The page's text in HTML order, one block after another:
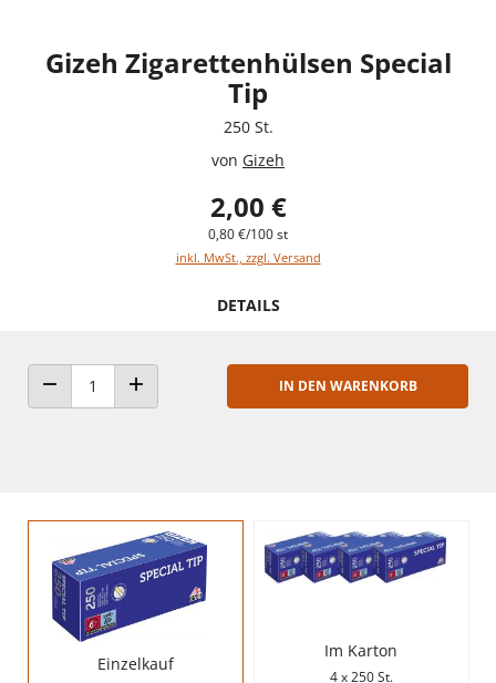
Gizeh Zigarettenhülsen Special
Tip
250 St.
von Gizeh
2,00 €
0,80 €/100 st
inkl. MwSt., zzgl. Versand
DETAILS
ANZAHL VERRINGERNANZAHL ERHÖHEN
IN DEN WARENKORB
Einzelkauf
Im Karton
4 x 250 St.